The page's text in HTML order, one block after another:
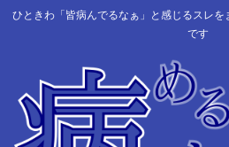
ひときわ「皆病んでるなぁ」と感じるスレ
です